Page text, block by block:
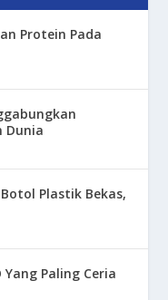
Protein Pada
Dunia
Plastik Bekas,
Yang Paling Ceria